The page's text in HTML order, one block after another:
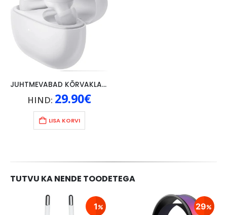
JUHTMEVABAD KÕRVAKLAPID XIAOMI REDMI BUDS 3 LITE, VALGE
HIND: 29.90€
LISA KORVI
TUTVU KA NENDE TOODETEGA
1 29